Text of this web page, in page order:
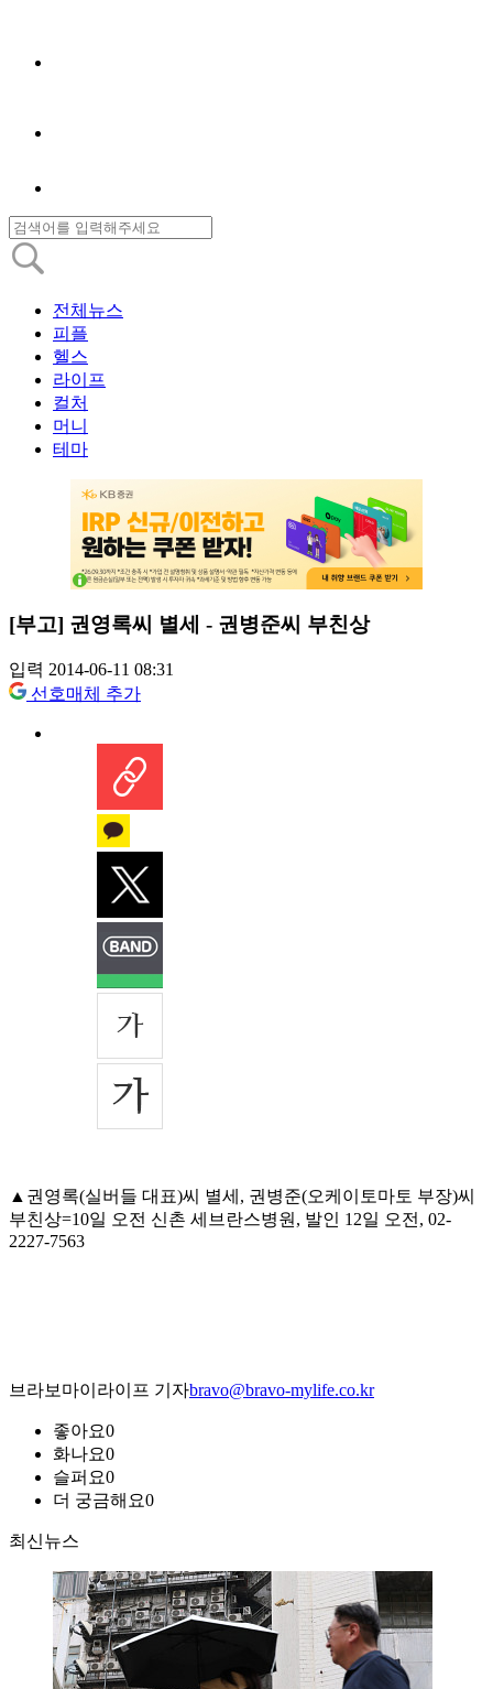
전체뉴스
피플
헬스
라이프
컬처
머니
테마
[부고] 권영록씨 별세 - 권병준씨 부친상
입력 2014-06-11 08:31
선호매체 추가
▲권영록(실버들 대표)씨 별세, 권병준(오케이토마토 부장)씨
부친상=10일 오전 신촌 세브란스병원, 발인 12일 오전, 02-
2227-7563
브라보마이라이프 기자bravo@bravo-mylife.co.kr
좋아요0
화나요0
슬퍼요0
더 궁금해요0
최신뉴스